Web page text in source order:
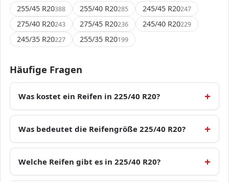
255/45 R20388 255/40 R20285 245/45 R20247
275/40 R20243 275/45 R20236 245/40 R20229
245/35 R20227 255/35 R20199
Häufige Fragen
Was kostet ein Reifen in 225/40 R20?
Was bedeutet die Reifengröße 225/40 R20?
Welche Reifen gibt es in 225/40 R20?